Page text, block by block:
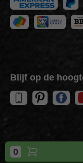
0
Blijf op de